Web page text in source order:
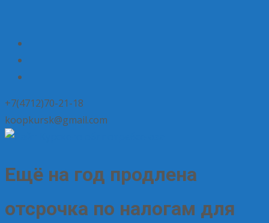
+7(4712)70-21-18
koopkursk@gmail.com
Ещё на год продлена
отсрочка по налогам для